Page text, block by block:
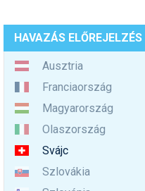
HAVAZÁS ELŐREJELZÉS
Ausztria
Franciaország
Magyarország
Olaszország
Svájc
Szlovákia